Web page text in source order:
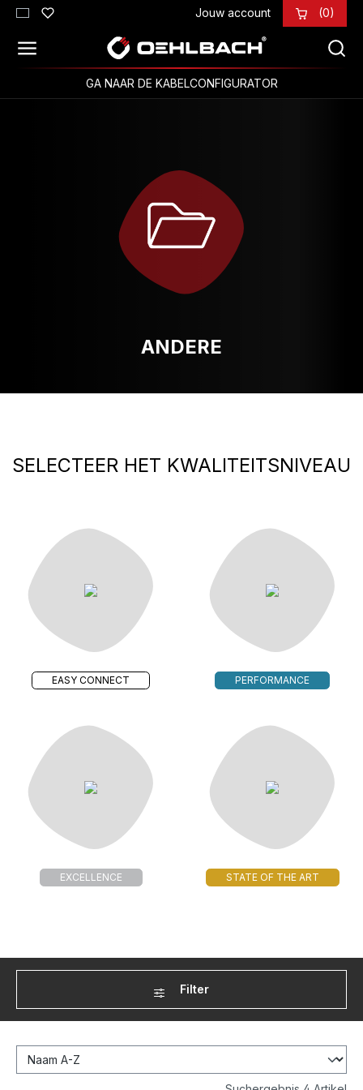
Ga naar de hoofdinhoud Jouw account (0)
GA NAAR DE KABELCONFIGURATOR
ANDERE
SELECTEER HET KWALITEITSNIVEAU
EASY CONNECT PERFORMANCE
EXCELLENCE STATE OF THE ART
Filter